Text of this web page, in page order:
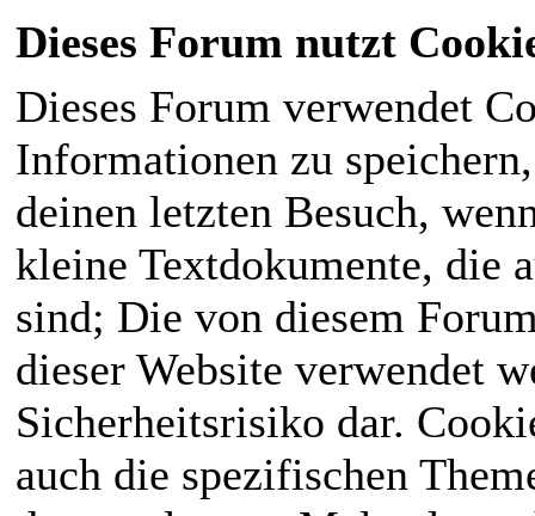
Dieses Forum nutzt
Dieses Forum verwendet
Informationen zu
deinen letzten Besuch,
kleine Textdokumente, die
sind; Die von diesem
dieser Website verwendet
Sicherheitsrisiko dar.
auch die spezifischen